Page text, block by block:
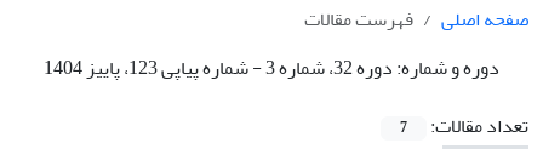
صفحه اصلی
فهرست مقالات
دوره و شماره:دوره 32، شماره 3 - شماره پیاپی 123، پاییز 1404
تعداد مقالات:
7